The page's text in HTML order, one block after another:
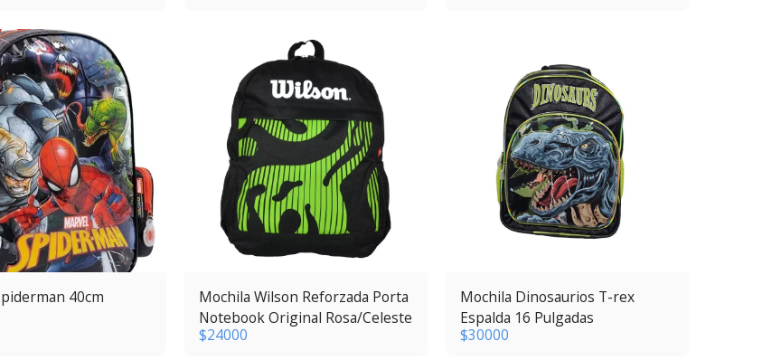
40cm
Mochila Wilson Reforzada Porta
Notebook Original Rosa/Celeste
$24000
Mochila Dinosaurios T-rex
Espalda 16 Pulgadas
$30000